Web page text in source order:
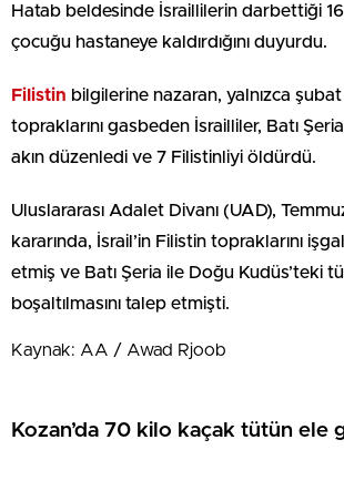
Hatab beldesinde İsraillilerin darbettiği
çocuğu hastaneye kaldırdığını duyurdu.
Filistin bilgilerine nazaran, yalnızca
topraklarını gasbeden İsrailliler, Batı
akın düzenledi ve 7 Filistinliyi öldürdü.
Uluslararası Adalet Divanı (UAD),
kararında, İsrail’in Filistin topraklarını
etmiş ve Batı Şeria ile Doğu Kudüs’teki
boşaltılmasını talep etmişti.
Kaynak: AA / Awad Rjoob
Kozan’da 70 kilo kaçak tütün ele